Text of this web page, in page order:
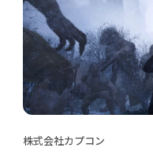
株式会社カプコン